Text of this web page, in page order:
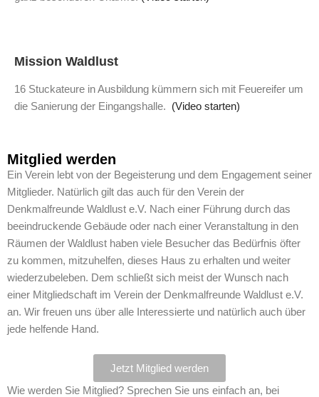
Mission Waldlust
16 Stuckateure in Ausbildung kümmern sich mit Feuereifer um
die Sanierung der Eingangshalle. (Video starten)
Mitglied werden
Ein Verein lebt von der Begeisterung und dem Engagement seiner
Mitglieder. Natürlich gilt das auch für den Verein der
Denkmalfreunde Waldlust e.V. Nach einer Führung durch das
beeindruckende Gebäude oder nach einer Veranstaltung in den
Räumen der Waldlust haben viele Besucher das Bedürfnis öfter
zu kommen, mitzuhelfen, dieses Haus zu erhalten und weiter
wiederzubeleben. Dem schließt sich meist der Wunsch nach
einer Mitgliedschaft im Verein der Denkmalfreunde Waldlust e.V.
an. Wir freuen uns über alle Interessierte und natürlich auch über
jede helfende Hand.
Jetzt Mitglied werden
Wie werden Sie Mitglied? Sprechen Sie uns einfach an, bei